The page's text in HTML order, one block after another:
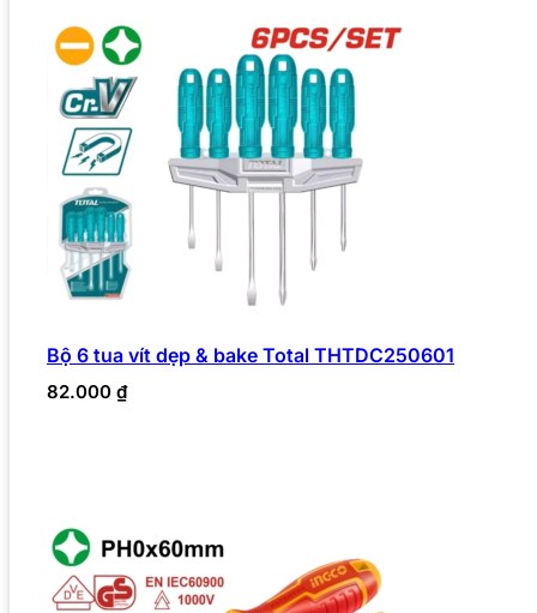
Bộ 6 tua vít dẹp & bake Total THTDC250601
82.000 ₫